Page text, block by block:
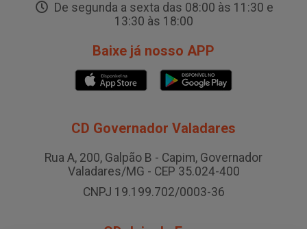
De segunda a sexta das 08:00 às 11:30 e
13:30 às 18:00
Baixe já nosso APP
CD Governador Valadares
Rua A, 200, Galpão B - Capim, Governador
Valadares/MG - CEP 35.024-400
CNPJ 19.199.702/0003-36